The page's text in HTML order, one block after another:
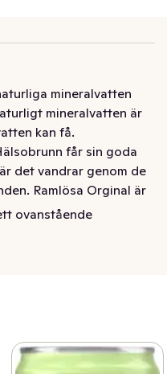
mineralvatten
mineralvatten är
kan få.
får sin goda
det vandrar genom de
Ramlösa Orginal är
tappad vid källan
Korset. För varje liter
Ramlösa Vattenfond
till Svenska Röda
områden runt om i
ovanstående